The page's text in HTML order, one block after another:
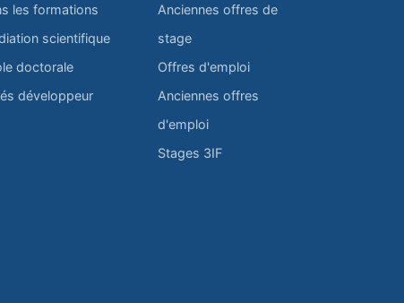
les formations
scientifique
doctorale
développeur
Anciennes offres de
stage
Offres d'emploi
Anciennes offres
d'emploi
Stages 3IF